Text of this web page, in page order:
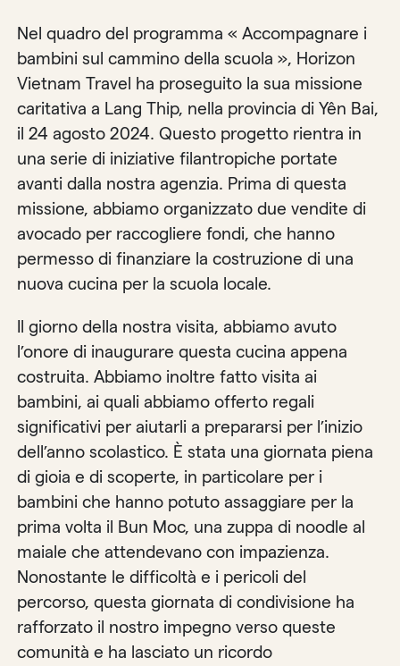
Nel quadro del programma « Accompagnare i
bambini sul cammino della scuola », Horizon
Vietnam Travel ha proseguito la sua missione
caritativa a Lang Thip, nella provincia di Yên Bai,
il 24 agosto 2024. Questo progetto rientra in
una serie di iniziative filantropiche portate
avanti dalla nostra agenzia. Prima di questa
missione, abbiamo organizzato due vendite di
avocado per raccogliere fondi, che hanno
permesso di finanziare la costruzione di una
nuova cucina per la scuola locale.
Il giorno della nostra visita, abbiamo avuto
l’onore di inaugurare questa cucina appena
costruita. Abbiamo inoltre fatto visita ai
bambini, ai quali abbiamo offerto regali
significativi per aiutarli a prepararsi per l’inizio
dell’anno scolastico. È stata una giornata piena
di gioia e di scoperte, in particolare per i
bambini che hanno potuto assaggiare per la
prima volta il Bun Moc, una zuppa di noodle al
maiale che attendevano con impazienza.
Nonostante le difficoltà e i pericoli del
percorso, questa giornata di condivisione ha
rafforzato il nostro impegno verso queste
comunità e ha lasciato un ricordo